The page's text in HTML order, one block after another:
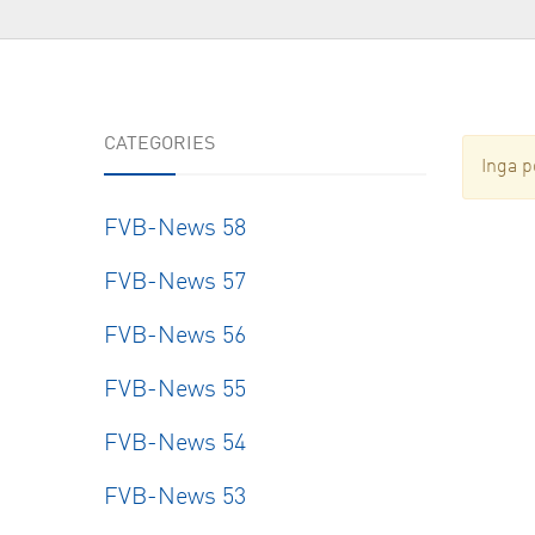
CATEGORIES
FVB-News 58
FVB-News 57
FVB-News 56
FVB-News 55
FVB-News 54
FVB-News 53
Inga